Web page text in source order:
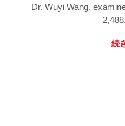
Dr. Wuyi Wang,
続